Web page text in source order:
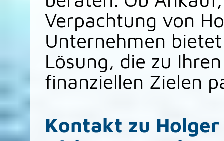
Verpachtung von
Unternehmen
Lösung, die zu
finanziellen Zielen
Kontakt zu